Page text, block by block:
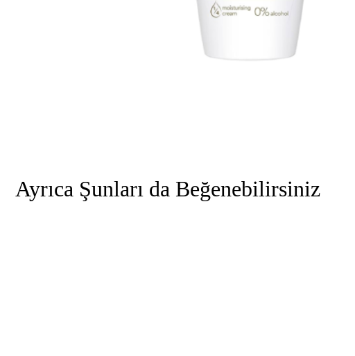
Ayrıca Şunları da Beğenebilirsiniz